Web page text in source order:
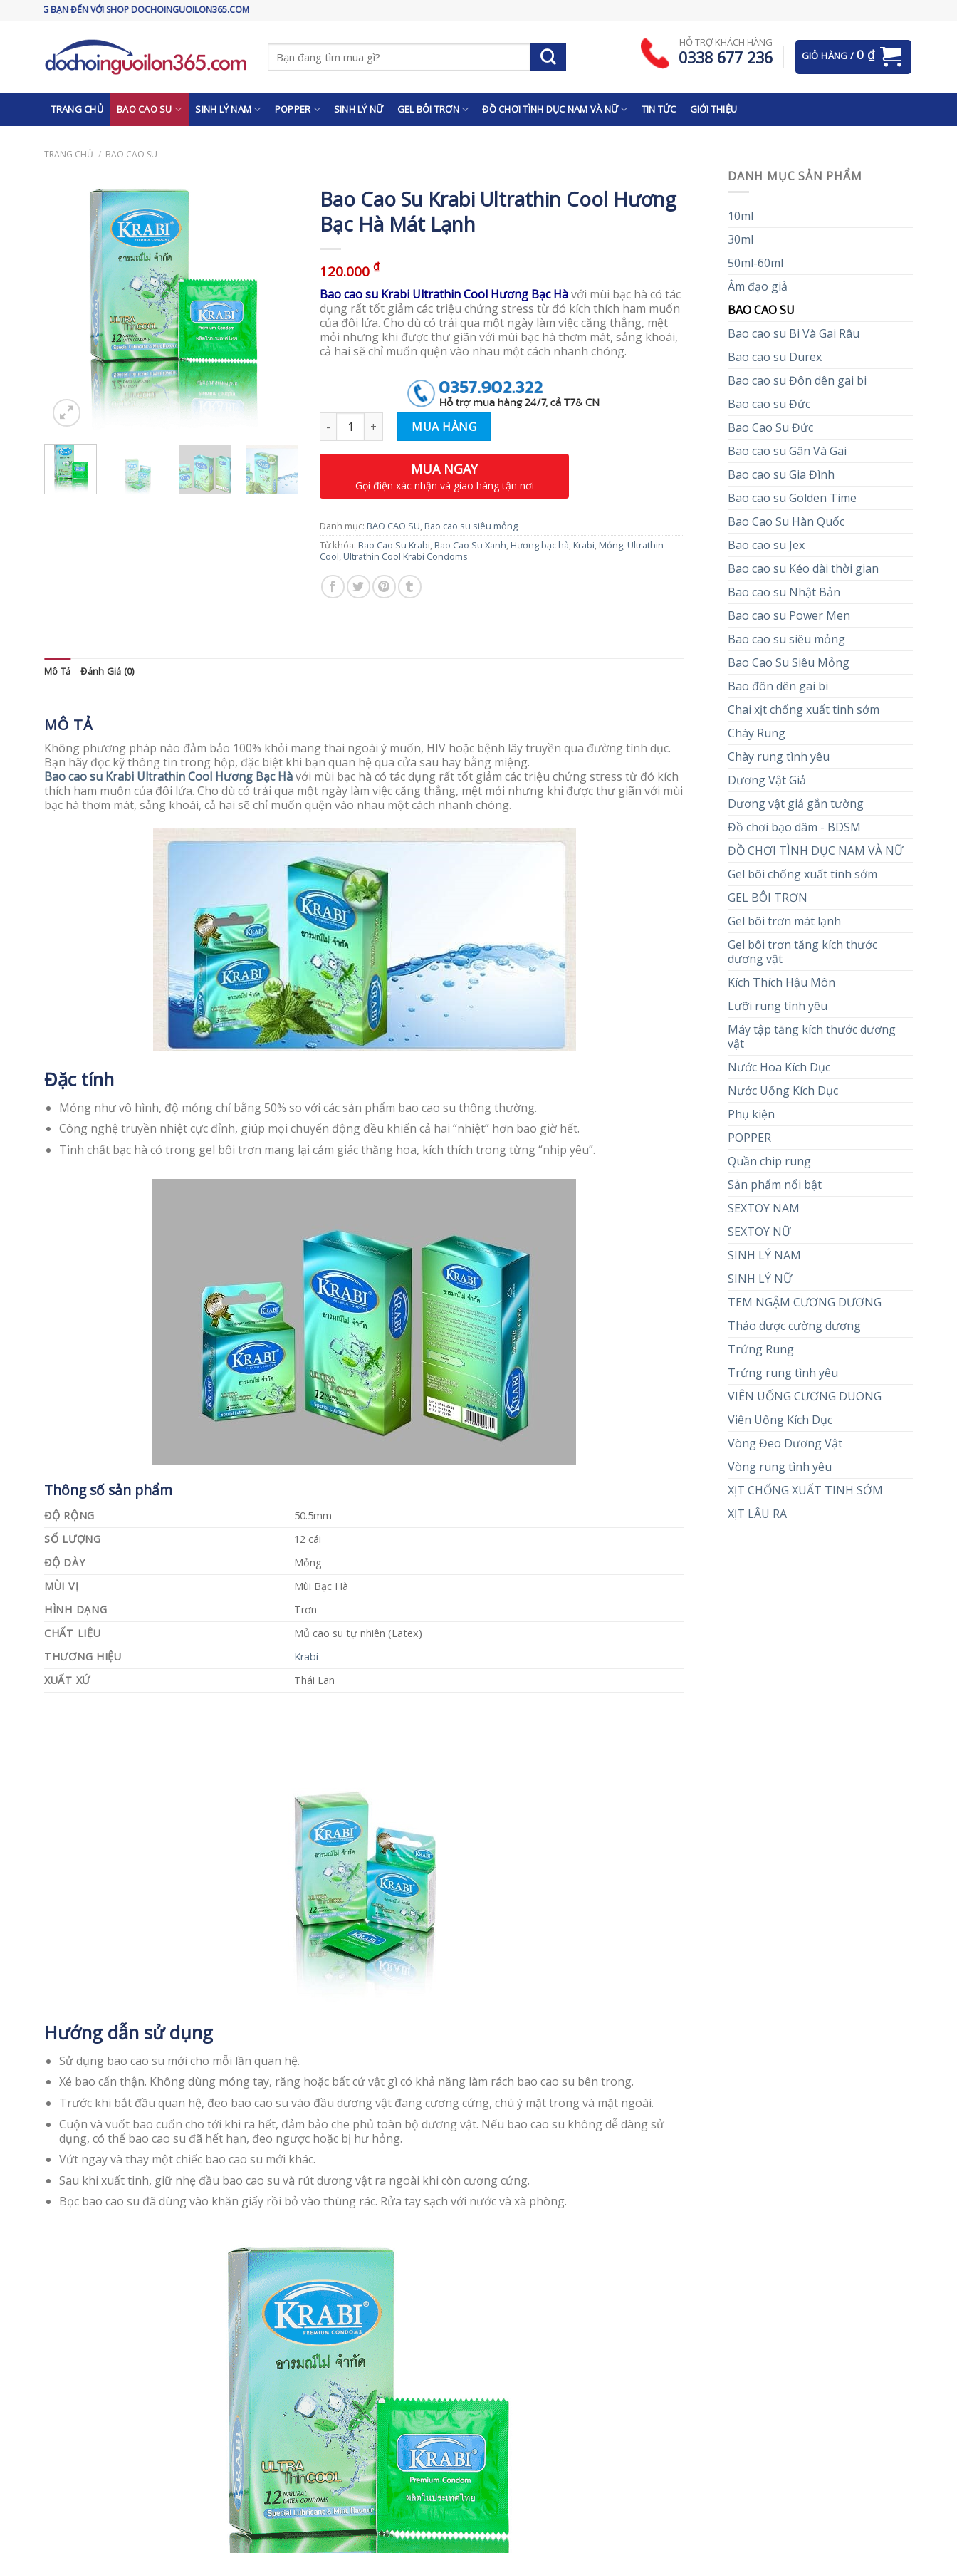
ĐẾN VỚI SHOP DOCHOINGUOILON365.COM
Tìm
kiếm:
HỖ TRỢ KHÁCH HÀNG
0338 677 236 GIỎ HÀNG / 0 ₫
TRANG CHỦ BAO CAO SU SINH LÝ NAM POPPER SINH LÝ NỮ GEL BÔI TRƠN ĐỒ CHƠI TÌNH DỤC NAM VÀ NỮ TIN TỨC GIỚI THIỆU
TRANG CHỦ / BAO CAO SU
DANH MỤC SẢN PHẨM
10ml
30ml
50ml-60ml
Âm đạo giả
BAO CAO SU
Bao cao su Bi Và Gai Râu
Bao cao su Durex
Bao cao su Đôn dên gai bi
Bao cao su Đức
Bao Cao Su Đức
Bao cao su Gân Và Gai
Bao cao su Gia Đình
Bao cao su Golden Time
Bao Cao Su Hàn Quốc
Bao cao su Jex
Bao cao su Kéo dài thời gian
Bao cao su Nhật Bản
Bao cao su Power Men
Bao cao su siêu mỏng
Bao Cao Su Siêu Mỏng
Bao đôn dên gai bi
Chai xịt chống xuất tinh sớm
Chày Rung
Chày rung tình yêu
Dương Vật Giả
Dương vật giả gắn tường
Đồ chơi bạo dâm - BDSM
ĐỒ CHƠI TÌNH DỤC NAM VÀ NỮ
Gel bôi chống xuất tinh sớm
GEL BÔI TRƠN
Gel bôi trơn mát lạnh
Gel bôi trơn tăng kích thước
dương vật
Kích Thích Hậu Môn
Lưỡi rung tình yêu
Máy tập tăng kích thước dương
vật
Nước Hoa Kích Dục
Nước Uống Kích Dục
Phụ kiện
POPPER
Quần chip rung
Sản phẩm nổi bật
SEXTOY NAM
SEXTOY NỮ
SINH LÝ NAM
SINH LÝ NỮ
TEM NGẬM CƯƠNG DƯƠNG
Thảo dược cường dương
Trứng Rung
Trứng rung tình yêu
VIÊN UỐNG CƯƠNG DUONG
Viên Uống Kích Dục
Vòng Đeo Dương Vật
Vòng rung tình yêu
XỊT CHỐNG XUẤT TINH SỚM
XỊT LÂU RA
Bao Cao Su Krabi Ultrathin Cool Hương
Bạc Hà Mát Lạnh
120.000₫
Bao cao su Krabi Ultrathin Cool Hương Bạc Hàvới mùi bạc hà có tác
dụng rất tốt giảm các triệu chứng stress từ đó kích thích ham muốn
của đôi lứa. Cho dù có trải qua một ngày làm việc căng thẳng, mệt
mỏi nhưng khi được thư giãn với mùi bạc hà thơm mát, sảng khoái,
cả hai sẽ chỉ muốn quện vào nhau một cách nhanh chóng.
MUA HÀNG
MUA NGAY
Gọi điện xác nhận và giao hàng tận nơi
Danh mục: BAO CAO SU, Bao cao su siêu mỏng
Từ khóa: Bao Cao Su Krabi, Bao Cao Su Xanh, Hương bạc hà, Krabi, Mỏng, Ultrathin
Cool, Ultrathin Cool Krabi Condoms
Mô Tả Đánh Giá (0)
MÔ TẢ
Không phương pháp nào đảm bảo 100% khỏi mang thai ngoài ý muốn, HIV hoặc bệnh lây truyền qua đường tình dục.
Bạn hãy đọc kỹ thông tin trong hộp, đặc biệt khi bạn quan hệ qua cửa sau hay bằng miệng.
Bao cao su Krabi Ultrathin Cool Hương Bạc Hàvới mùi bạc hà có tác dụng rất tốt giảm các triệu chứng stress từ đó kích
thích ham muốn của đôi lứa. Cho dù có trải qua một ngày làm việc căng thẳng, mệt mỏi nhưng khi được thư giãn với mùi
bạc hà thơm mát, sảng khoái, cả hai sẽ chỉ muốn quện vào nhau một cách nhanh chóng.
Đặc tính
Mỏng như vô hình, độ mỏng chỉ bằng 50% so với các sản phẩm bao cao su thông thường.
Công nghệ truyền nhiệt cực đỉnh, giúp mọi chuyển động đều khiến cả hai “nhiệt” hơn bao giờ hết.
Tinh chất bạc hà có trong gel bôi trơn mang lại cảm giác thăng hoa, kích thích trong từng “nhịp yêu”.
Thông số sản phẩm
ĐỘ RỘNG
50.5mm
SỐ LƯỢNG
12 cái
ĐỘ DÀY
Mỏng
MÙI VỊ
Mùi Bạc Hà
HÌNH DẠNG
Trơn
CHẤT LIỆU
Mủ cao su tự nhiên (Latex)
THƯƠNG HIỆU
Krabi
XUẤT XỨ
Thái Lan
Hướng dẫn sử dụng
Sử dụng bao cao su mới cho mỗi lần quan hệ.
Xé bao cẩn thận. Không dùng móng tay, răng hoặc bất cứ vật gì có khả năng làm rách bao cao su bên trong.
Trước khi bắt đầu quan hệ, đeo bao cao su vào đầu dương vật đang cương cứng, chú ý mặt trong và mặt ngoài.
Cuộn và vuốt bao cuốn cho tới khi ra hết, đảm bảo che phủ toàn bộ dương vật. Nếu bao cao su không dễ dàng sử
dụng, có thể bao cao su đã hết hạn, đeo ngược hoặc bị hư hỏng.
Vứt ngay và thay một chiếc bao cao su mới khác.
Sau khi xuất tinh, giữ nhẹ đầu bao cao su và rút dương vật ra ngoài khi còn cương cứng.
Bọc bao cao su đã dùng vào khăn giấy rồi bỏ vào thùng rác. Rửa tay sạch với nước và xà phòng.